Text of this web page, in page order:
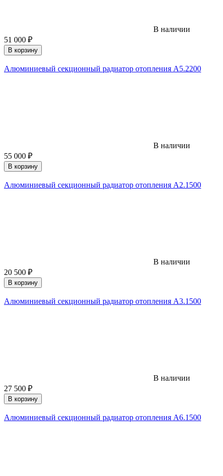
В наличии
51 000 ₽
В корзину
Алюминиевый секционный радиатор отопления A5.2200
В наличии
55 000 ₽
В корзину
Алюминиевый секционный радиатор отопления A2.1500
В наличии
20 500 ₽
В корзину
Алюминиевый секционный радиатор отопления A3.1500
В наличии
27 500 ₽
В корзину
Алюминиевый секционный радиатор отопления A6.1500